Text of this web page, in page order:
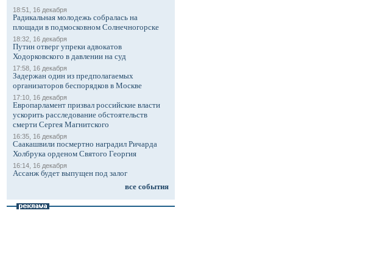
18:51, 16 декабря
Радикальная молодежь собралась на
площади в подмосковном Солнечногорске
18:32, 16 декабря
Путин отверг упреки адвокатов
Ходорковского в давлении на суд
17:58, 16 декабря
Задержан один из предполагаемых
организаторов беспорядков в Москве
17:10, 16 декабря
Европарламент призвал российские власти
ускорить расследование обстоятельств
смерти Сергея Магнитского
16:35, 16 декабря
Саакашвили посмертно наградил Ричарда
Холбрука орденом Святого Георгия
16:14, 16 декабря
Ассанж будет выпущен под залог
все события